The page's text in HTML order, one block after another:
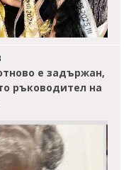
е задържан,
ръководител на